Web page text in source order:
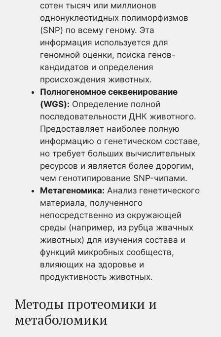
сотен тысяч или миллионов
однонуклеотидных полиморфизмов
(SNP) по всему геному. Эта
информация используется для
геномной оценки, поиска генов-
кандидатов и определения
происхождения животных.
Полногеномное секвенирование
(WGS): Определение полной
последовательности ДНК животного.
Предоставляет наиболее полную
информацию о генетическом составе,
но требует больших вычислительных
ресурсов и является более дорогим,
чем генотипирование SNP-чипами.
Метагеномика: Анализ генетического
материала, полученного
непосредственно из окружающей
среды (например, из рубца жвачных
животных) для изучения состава и
функций микробных сообществ,
влияющих на здоровье и
продуктивность животных.
Методы протеомики и
метаболомики